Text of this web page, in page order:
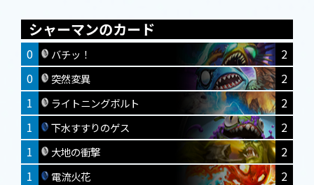
シャーマンのカード
0 バチッ！
2
0
突然変異
2
1
ライトニングボルト
2
1
下水すすりのゲス
2
1
大地の衝撃
2
1
電流火花
2